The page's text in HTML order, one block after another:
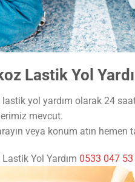
Lastik Yol
lastik yol yardım olarak 24
mevcut.
veya konum atın hemen
Lastik Yol Yardım 0533 047